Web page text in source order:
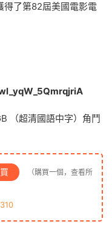
得了第82屆美國電影電
（超清國語中字）角鬥
（購買一個，查看所